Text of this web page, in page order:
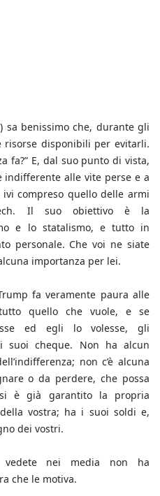
sa benissimo che, durante gli
risorse disponibili per evitarli.
fa?” E, dal suo punto di vista,
indifferente alle vite perse e a
compreso quello delle armi
Il suo obiettivo è la
e lo statalismo, e tutto in
personale. Che voi ne siate
importanza per lei.
fa veramente paura alle
quello che vuole, e se
ed egli lo volesse, gli
suoi cheque. Non ha alcun
non c’è alcuna
o da perdere, che possa
è già garantito la propria
vostra; ha i suoi soldi e,
dei vostri.
vedete nei media non ha
che le motiva.